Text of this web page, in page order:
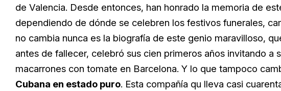
de Valencia. Desde entonces, han honrado la memoria de
dependiendo de dónde se celebren los festivos funerales,
no cambia nunca es la biografía de este genio maravilloso,
antes de fallecer, celebró sus cien primeros años invitando a
macarrones con tomate en Barcelona. Y lo que tampoco
Cubana en estado puro. Esta compañía qu lleva casi